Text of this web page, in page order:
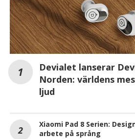
Devialet lanserar
Norden: världens
ljud
Xiaomi Pad 8 Serien:
arbete på språng